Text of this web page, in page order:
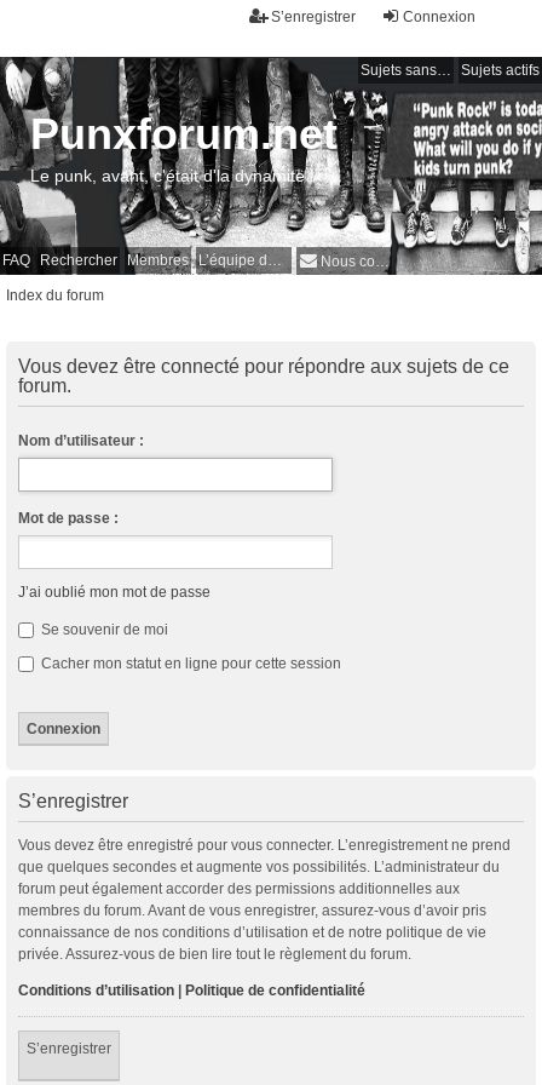
Connexion
S’enregistrer
Sujets sans réponse Sujets actifs
FAQ Rechercher Membres L’équipe du forum Nous contacter
Punxforum.net
Le punk, avant, c'était d'la dynamite !
Index du forum
Vous devez être connecté pour répondre aux sujets de ce
forum.
Nom d’utilisateur :
Mot de passe :
J’ai oublié mon mot de passe
Se souvenir de moi
Cacher mon statut en ligne pour cette session
S’enregistrer
Vous devez être enregistré pour vous connecter. L’enregistrement ne prend
que quelques secondes et augmente vos possibilités. L’administrateur du
forum peut également accorder des permissions additionnelles aux
membres du forum. Avant de vous enregistrer, assurez-vous d’avoir pris
connaissance de nos conditions d’utilisation et de notre politique de vie
privée. Assurez-vous de bien lire tout le règlement du forum.
Conditions d’utilisation Politique de confidentialité
S’enregistrer